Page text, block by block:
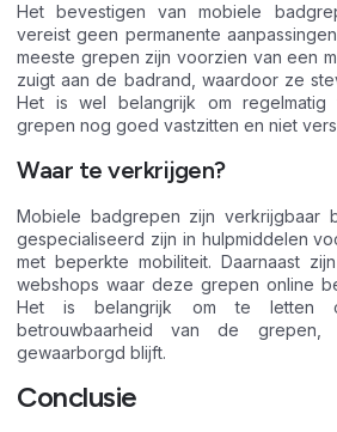
Het bevestigen van mobiele
vereist geen permanente
meeste grepen zijn voorzien van een
zuigt aan de badrand, waardoor ze
Het is wel belangrijk om
grepen nog goed vastzitten en niet
Waar te verkrijgen?
Mobiele badgrepen zijn verkrijgbaar
gespecialiseerd zijn in hulpmiddelen
met beperkte mobiliteit. Daarnaast
webshops waar deze grepen online
Het is belangrijk om te letten
betrouwbaarheid van de
gewaarborgd blijft.
Conclusie